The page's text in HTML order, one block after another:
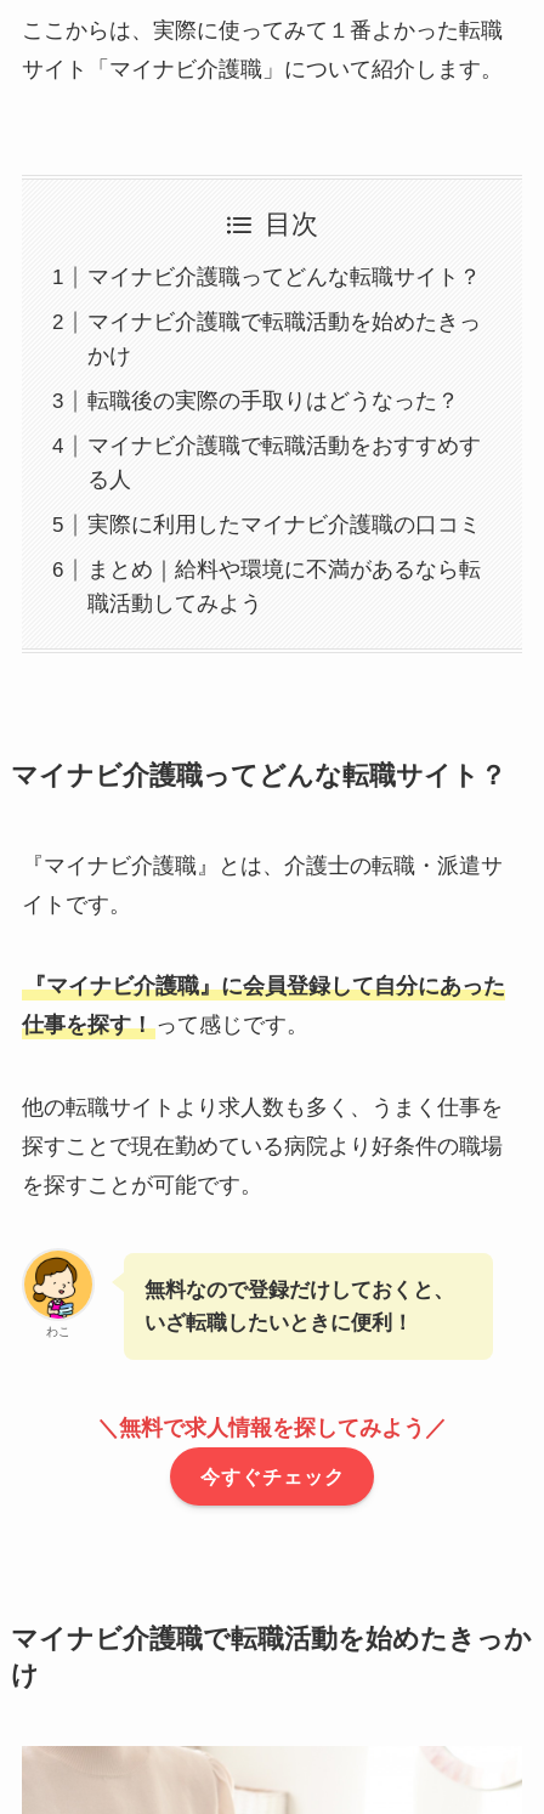
ここからは、実際に使ってみて１番よかった転職
サイト「マイナビ介護職」について紹介します。
目次
マイナビ介護職ってどんな転職サイト？
マイナビ介護職で転職活動を始めたきっ
かけ
転職後の実際の手取りはどうなった？
マイナビ介護職で転職活動をおすすめす
る人
実際に利用したマイナビ介護職の口コミ
まとめ｜給料や環境に不満があるなら転
職活動してみよう
マイナビ介護職ってどんな転職サイト？
『マイナビ介護職』とは、介護士の転職・派遣サ
イトです。
『マイナビ介護職』に会員登録して自分にあった
仕事を探す！って感じです。
他の転職サイトより求人数も多く、うまく仕事を
探すことで現在勤めている病院より好条件の職場
を探すことが可能です。
わこ
無料なので登録だけしておくと、
いざ転職したいときに便利！
＼無料で求人情報を探してみよう／
今すぐチェック
マイナビ介護職で転職活動を始めたきっか
け